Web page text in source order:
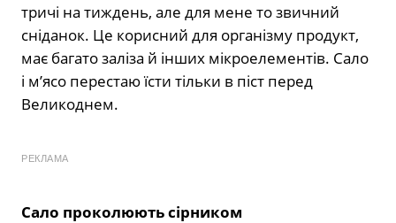
тричі на тиждень, але для мене то звичний
сніданок. Це корисний для організму продукт,
має багато заліза й інших мікроелементів. Сало
і м’ясо перестаю їсти тільки в піст перед
Великоднем.
РЕКЛАМА
Сало проколюють сірником